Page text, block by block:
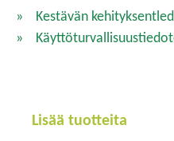
Kestävän
Lisää tuotteita